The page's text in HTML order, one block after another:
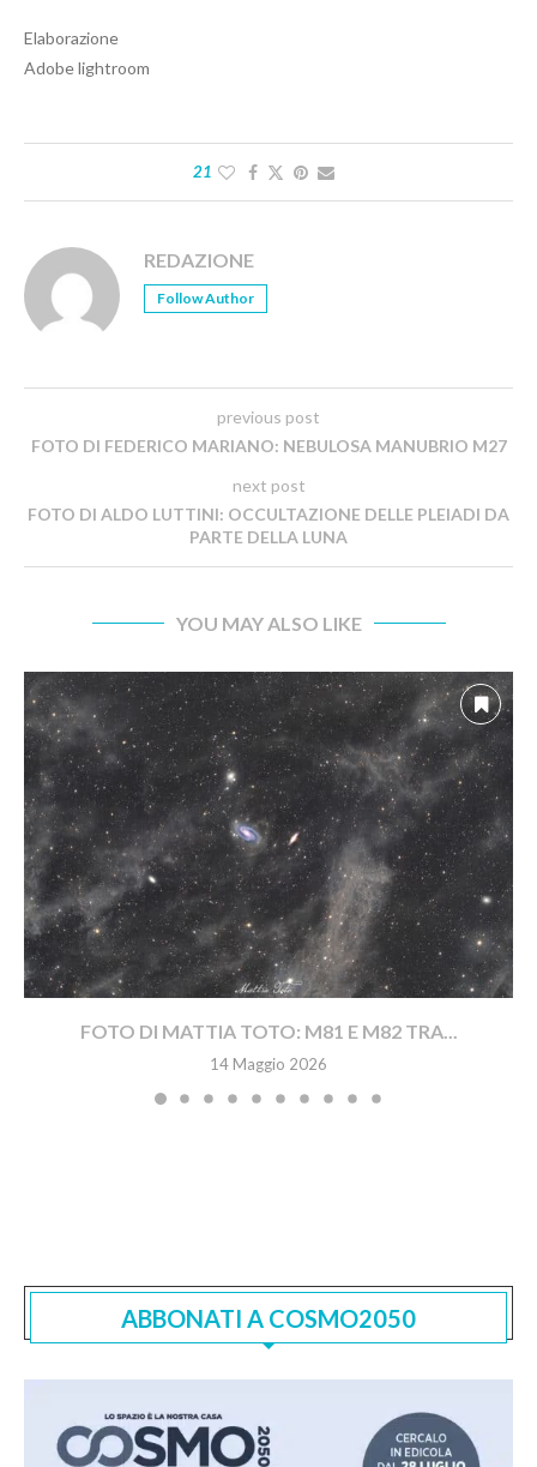
Elaborazione
Adobe lightroom
21
REDAZIONE
Follow Author
previous post
FOTO DI FEDERICO MARIANO: NEBULOSA MANUBRIO M27
next post
FOTO DI ALDO LUTTINI: OCCULTAZIONE DELLE PLEIADI DA
PARTE DELLA LUNA
YOU MAY ALSO LIKE
FOTO DI MATTIA TOTO: M81 E M82 TRA...
14 Maggio 2026
ABBONATI A COSMO2050